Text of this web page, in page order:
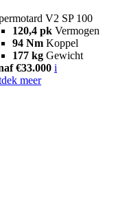
V2 SP 100
120,4 pk Vermogen
94 Nm Koppel
177 kg Gewicht
€33.000 i
meer